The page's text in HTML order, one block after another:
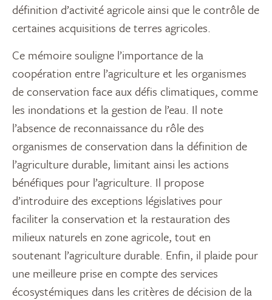
définition d’activité agricole ainsi que le contrôle de
certaines acquisitions de terres agricoles.
Ce mémoire souligne l’importance de la
coopération entre l’agriculture et les organismes
de conservation face aux défis climatiques, comme
les inondations et la gestion de l’eau. Il note
l’absence de reconnaissance du rôle des
organismes de conservation dans la définition de
l’agriculture durable, limitant ainsi les actions
bénéfiques pour l’agriculture. Il propose
d’introduire des exceptions législatives pour
faciliter la conservation et la restauration des
milieux naturels en zone agricole, tout en
soutenant l’agriculture durable. Enfin, il plaide pour
une meilleure prise en compte des services
écosystémiques dans les critères de décision de la